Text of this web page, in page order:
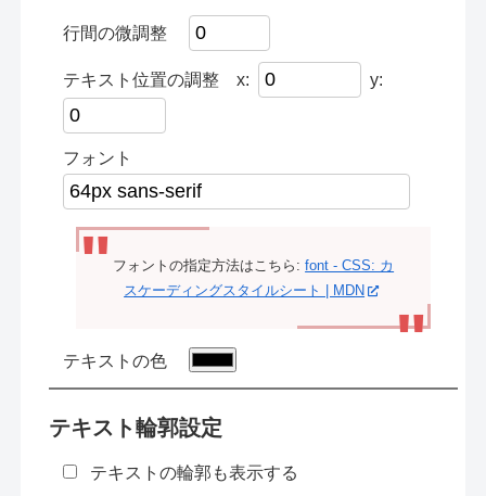
行間の微調整
テキスト位置の調整 x: y:
フォント
フォントの指定方法はこちら:font - CSS: カ
スケーディングスタイルシート | MDN
テキストの色
テキスト輪郭設定
テキストの輪郭も表示する